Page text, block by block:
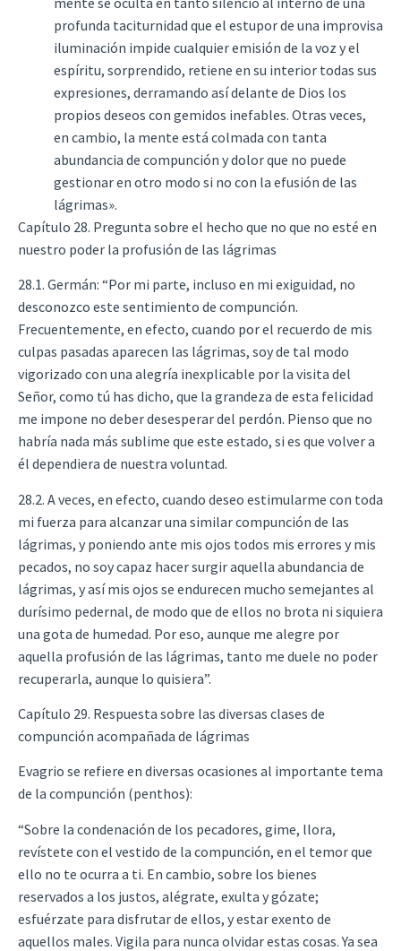
profunda taciturnidad que el estupor de una improvisa
iluminación impide cualquier emisión de la voz y el
espíritu, sorprendido, retiene en su interior todas sus
expresiones, derramando así delante de Dios los
propios deseos con gemidos inefables. Otras veces,
en cambio, la mente está colmada con tanta
abundancia de compunción y dolor que no puede
gestionar en otro modo si no con la efusión de las
lágrimas».
Capítulo 28. Pregunta sobre el hecho que no que no esté en
nuestro poder la profusión de las lágrimas
28.1. Germán: “Por mi parte, incluso en mi exiguidad, no
desconozco este sentimiento de compunción.
Frecuentemente, en efecto, cuando por el recuerdo de mis
culpas pasadas aparecen las lágrimas, soy de tal modo
vigorizado con una alegría inexplicable por la visita del
Señor, como tú has dicho, que la grandeza de esta felicidad
me impone no deber desesperar del perdón. Pienso que no
habría nada más sublime que este estado, si es que volver a
él dependiera de nuestra voluntad.
28.2. A veces, en efecto, cuando deseo estimularme con toda
mi fuerza para alcanzar una similar compunción de las
lágrimas, y poniendo ante mis ojos todos mis errores y mis
pecados, no soy capaz hacer surgir aquella abundancia de
lágrimas, y así mis ojos se endurecen mucho semejantes al
durísimo pedernal, de modo que de ellos no brota ni siquiera
una gota de humedad. Por eso, aunque me alegre por
aquella profusión de las lágrimas, tanto me duele no poder
recuperarla, aunque lo quisiera”.
Capítulo 29. Respuesta sobre las diversas clases de
compunción acompañada de lágrimas
Evagrio se refiere en diversas ocasiones al importante tema
de la compunción (penthos):
“Sobre la condenación de los pecadores, gime, llora,
revístete con el vestido de la compunción, en el temor que
ello no te ocurra a ti. En cambio, sobre los bienes
reservados a los justos, alégrate, exulta y gózate;
esfuérzate para disfrutar de ellos, y estar exento de
aquellos males. Vigila para nunca olvidar estas cosas. Ya sea